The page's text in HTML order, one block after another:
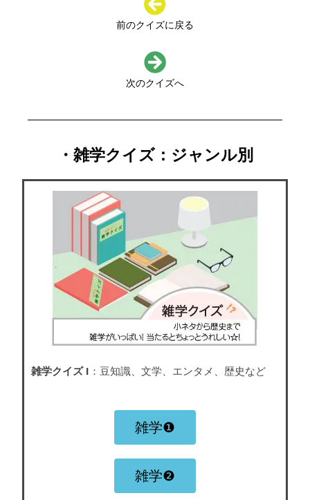
前のクイズに戻る
次のクイズへ
・雑学クイズ：ジャンル別
雑学クイズ I ：豆知識、文学、エンタメ、歴史など
雑学❶
雑学❷